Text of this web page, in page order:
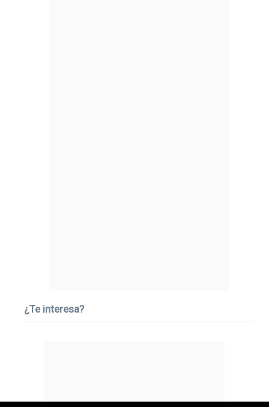
¿Te interesa?